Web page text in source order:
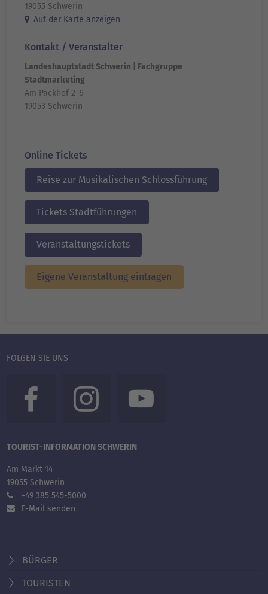
19055 Schwerin
Auf der Karte anzeigen
Kontakt / Veranstalter
Landeshauptstadt Schwerin | Fachgruppe
Stadtmarketing
Am Packhof 2-6
19053 Schwerin
Online Tickets
Reise zur Musikalischen Schlossführung
Tickets Stadtführungen
Veranstaltungstickets
Eigene Veranstaltung eintragen
FOLGEN SIE UNS
TOURIST-INFORMATION SCHWERIN
Am Markt 14
19055 Schwerin
+49 385 545-5000
E-Mail senden
BÜRGER
TOURISTEN